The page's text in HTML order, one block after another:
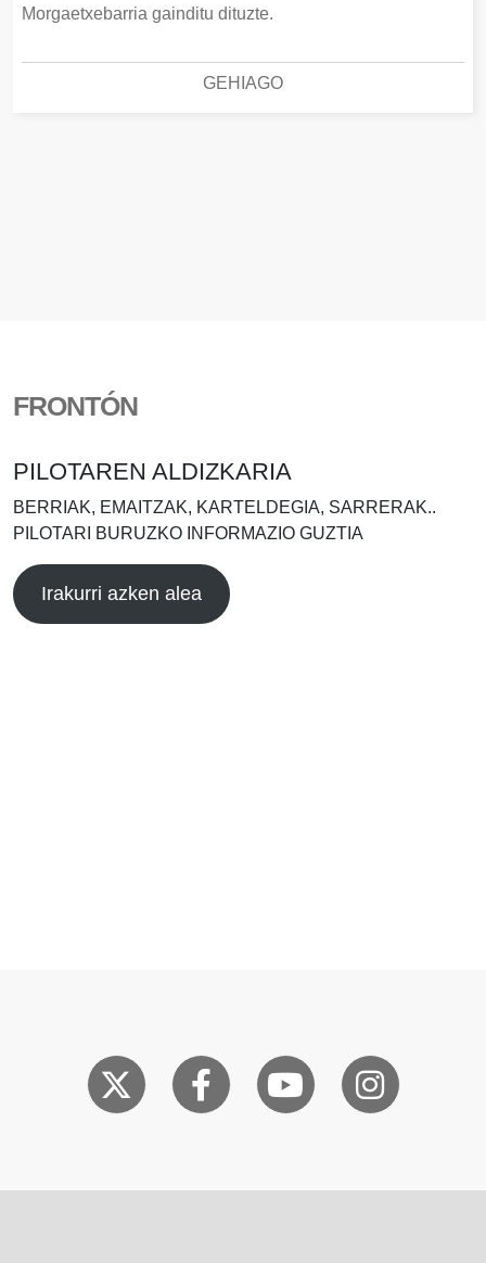
Morgaetxebarria gainditu dituzte.
GEHIAGO
FRONTÓN
PILOTAREN ALDIZKARIA
BERRIAK, EMAITZAK, KARTELDEGIA, SARRERAK..
PILOTARI BURUZKO INFORMAZIO GUZTIA
Irakurri azken alea